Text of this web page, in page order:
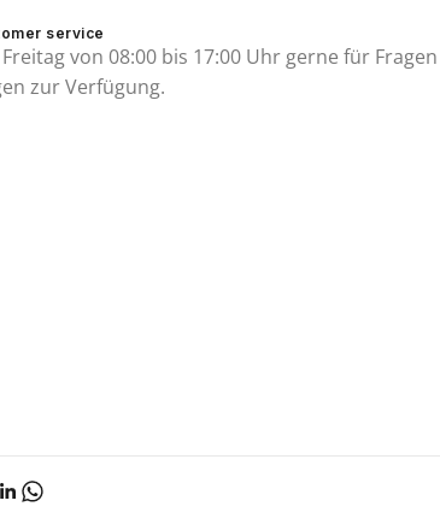
service
von 08:00 bis 17:00 Uhr gerne für Fragen
zur Verfügung.